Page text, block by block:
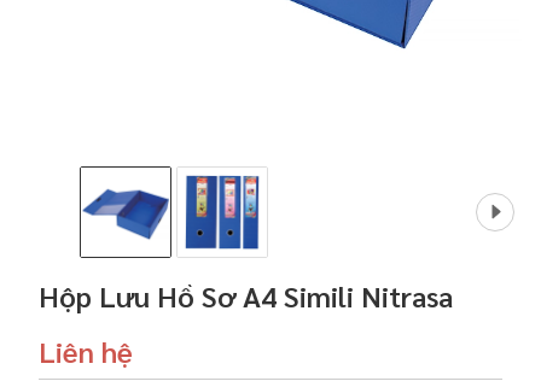
Hộp Lưu Hồ Sơ A4 Simili Nitrasa
Liên hệ